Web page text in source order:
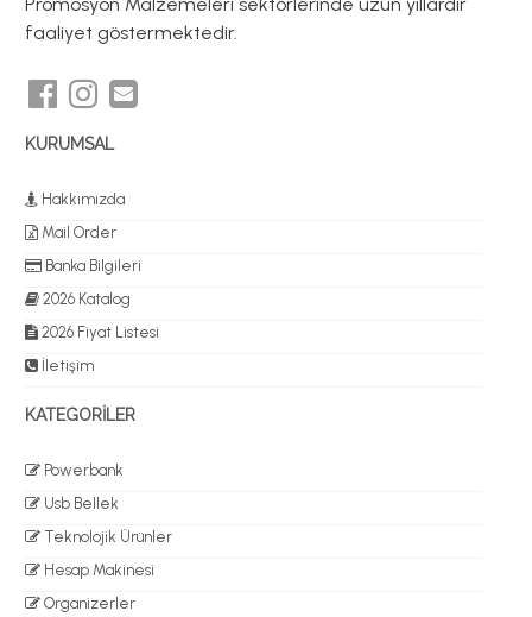
faaliyet göstermektedir.
KURUMSAL
Hakkımızda
Mail Order
Banka Bilgileri
2026 Katalog
2026 Fiyat Listesi
İletişim
KATEGORİLER
Powerbank
Usb Bellek
Teknolojik Ürünler
Hesap Makinesi
Organizerler